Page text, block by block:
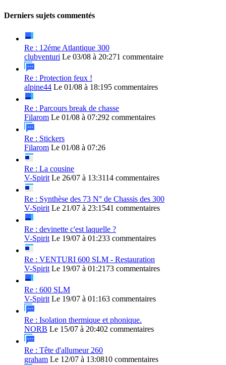
Derniers sujets commentés
Re : 12éme Atlantique 300
clubventuri Le 03/08 à 20:271 commentaire
Re : Protection feux !
alpine44 Le 01/08 à 18:195 commentaires
Re : Parcours break de chasse
Filarom Le 01/08 à 07:292 commentaires
Re : Stickers
Filarom Le 01/08 à 07:26
Re : La cousine
V-Spirit Le 26/07 à 13:3114 commentaires
Re : Synthèse des 73 N° de Chassis des 300
V-Spirit Le 21/07 à 23:1541 commentaires
Re : devinette c'est laquelle ?
V-Spirit Le 19/07 à 01:233 commentaires
Re : VENTURI 600 SLM - Restauration
V-Spirit Le 19/07 à 01:21 73 commentaires
Re : 600 SLM
V-Spirit Le 19/07 à 01:163 commentaires
Re : Isolation thermique et phonique.
NORB Le 15/07 à 20:402 commentaires
Re : Tête d'allumeur 260
graham Le 12/07 à 13:0810 commentaires